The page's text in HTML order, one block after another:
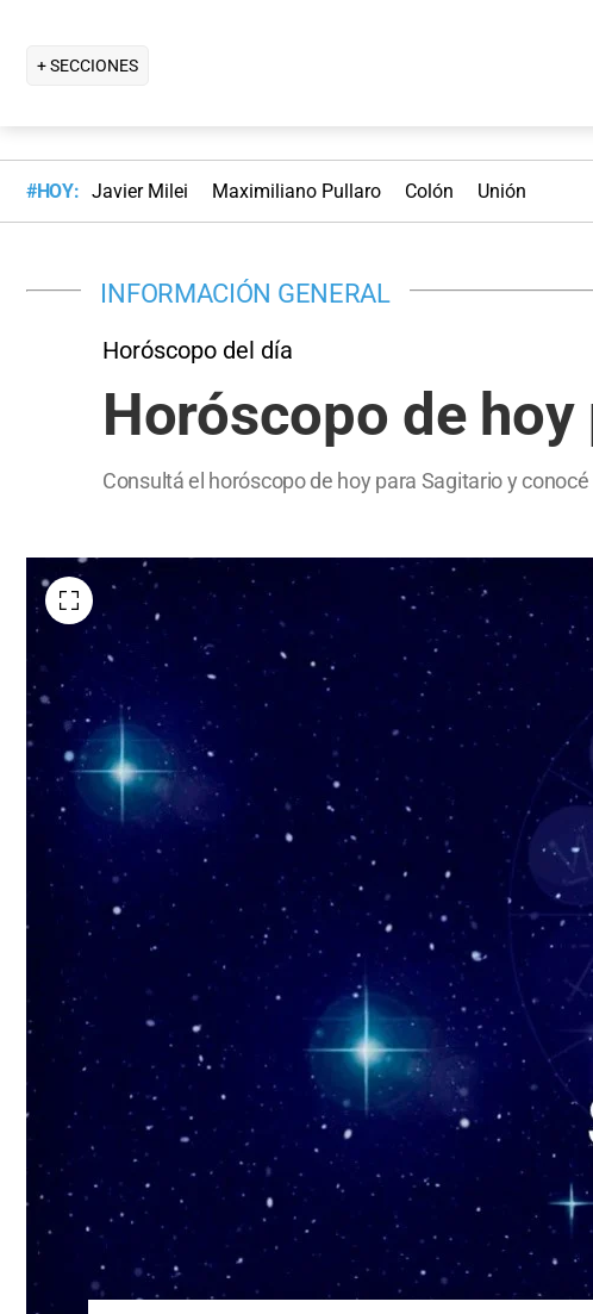
+ SECCIONES
#HOY: Javier Milei Maximiliano Pullaro Colón Unión
INFORMACIÓN GENERAL
Horóscopo del día
Horóscopo de
Consultá el horóscopo de hoy para Sagitario y